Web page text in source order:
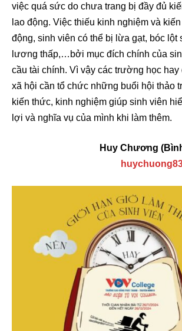
việc quá sức do chưa trang bị đầy đủ
lao động. Việc thiếu kinh nghiệm và
động, sinh viên có thể bị lừa gạt, bóc lột
lương thấp,…bởi mục đích chính của
cầu tài chính. Vì vậy các trường học hay
xã hội cần tổ chức những buổi hội thảo
kiến thức, kinh nghiệm giúp sinh viên
lợi và nghĩa vụ của mình khi làm thêm.
Huy Chương